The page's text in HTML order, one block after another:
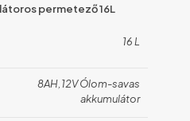
permetező 16L
16 L
8AH,12V Ólom-savas
akkumulátor